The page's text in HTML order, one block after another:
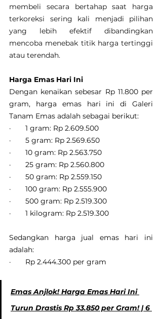
membeli secara bertahap saat harga
terkoreksi sering kali menjadi pilihan
yang lebih efektif dibandingkan
mencoba menebak titik harga tertinggi
atau terendah.
Harga Emas Hari Ini
Dengan kenaikan sebesar Rp 11.800 per
gram, harga emas hari ini di Galeri
Tanam Emas adalah sebagai berikut:
·       1 gram: Rp 2.609.500
·       5 gram: Rp 2.569.650
·       10 gram: Rp 2.563.750
·       25 gram: Rp 2.560.800
·       50 gram: Rp 2.559.150
·       100 gram: Rp 2.555.900
·       500 gram: Rp 2.519.300
·       1 kilogram: Rp 2.519.300
Sedangkan harga jual emas hari ini
adalah:
·       Rp 2.444.300 per gram
Emas Anjlok! Harga Emas Hari Ini
Turun Drastis Rp 33.850 per Gram! | 6